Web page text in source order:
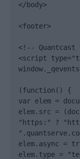
</body>
<footer>
<!-- Quantcast
<script
(function() {
var elem =
elem.src =
"https:" ?
elem.async =
elem.type =